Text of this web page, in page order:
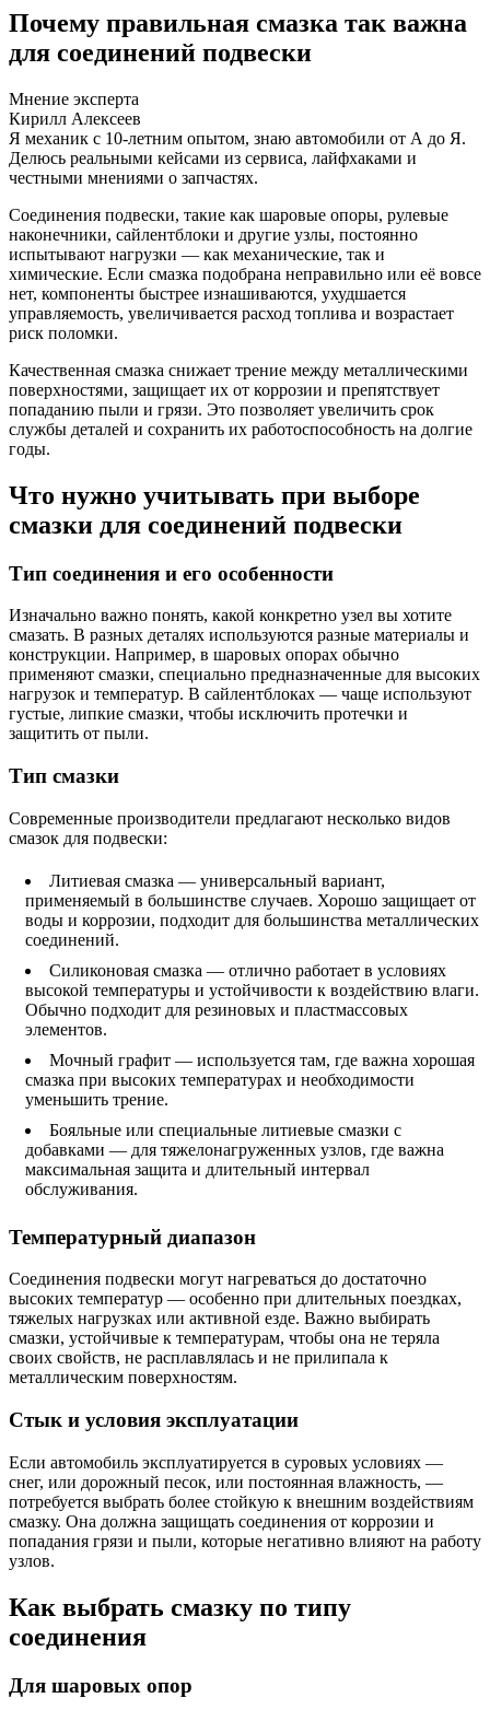
Почему правильная смазка так важна
для соединений подвески
Мнение эксперта
Кирилл Алексеев
Я механик с 10-летним опытом, знаю автомобили от А до Я.
Делюсь реальными кейсами из сервиса, лайфхаками и
честными мнениями о запчастях.
Соединения подвески, такие как шаровые опоры, рулевые
наконечники, сайлентблоки и другие узлы, постоянно
испытывают нагрузки — как механические, так и
химические. Если смазка подобрана неправильно или её вовсе
нет, компоненты быстрее изнашиваются, ухудшается
управляемость, увеличивается расход топлива и возрастает
риск поломки.
Качественная смазка снижает трение между металлическими
поверхностями, защищает их от коррозии и препятствует
попаданию пыли и грязи. Это позволяет увеличить срок
службы деталей и сохранить их работоспособность на долгие
годы.
Что нужно учитывать при выборе
смазки для соединений подвески
Тип соединения и его особенности
Изначально важно понять, какой конкретно узел вы хотите
смазать. В разных деталях используются разные материалы и
конструкции. Например, в шаровых опорах обычно
применяют смазки, специально предназначенные для высоких
нагрузок и температур. В сайлентблоках — чаще используют
густые, липкие смазки, чтобы исключить протечки и
защитить от пыли.
Тип смазки
Современные производители предлагают несколько видов
смазок для подвески:
Литиевая смазка — универсальный вариант,
применяемый в большинстве случаев. Хорошо защищает от
воды и коррозии, подходит для большинства металлических
соединений.
Силиконовая смазка — отлично работает в условиях
высокой температуры и устойчивости к воздействию влаги.
Обычно подходит для резиновых и пластмассовых
элементов.
Мочный графит — используется там, где важна хорошая
смазка при высоких температурах и необходимости
уменьшить трение.
Бояльные или специальные литиевые смазки с
добавками — для тяжелонагруженных узлов, где важна
максимальная защита и длительный интервал
обслуживания.
Температурный диапазон
Соединения подвески могут нагреваться до достаточно
высоких температур — особенно при длительных поездках,
тяжелых нагрузках или активной езде. Важно выбирать
смазки, устойчивые к температурам, чтобы она не теряла
своих свойств, не расплавлялась и не прилипала к
металлическим поверхностям.
Стык и условия эксплуатации
Если автомобиль эксплуатируется в суровых условиях —
снег, или дорожный песок, или постоянная влажность, —
потребуется выбрать более стойкую к внешним воздействиям
смазку. Она должна защищать соединения от коррозии и
попадания грязи и пыли, которые негативно влияют на работу
узлов.
Как выбрать смазку по типу
соединения
Для шаровых опор